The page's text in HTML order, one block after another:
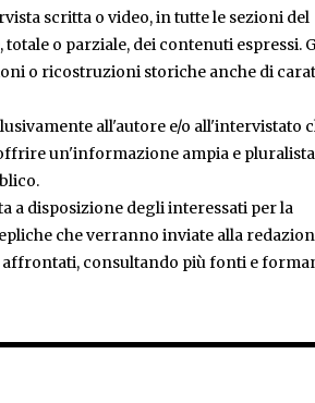
scritta o video, in tutte le sezioni del
o parziale, dei contenuti espressi.
o ricostruzioni storiche anche di
all'autore e/o all'intervistato
un'informazione ampia e
a disposizione degli interessati per la
che verranno inviate alla
consultando più fonti e